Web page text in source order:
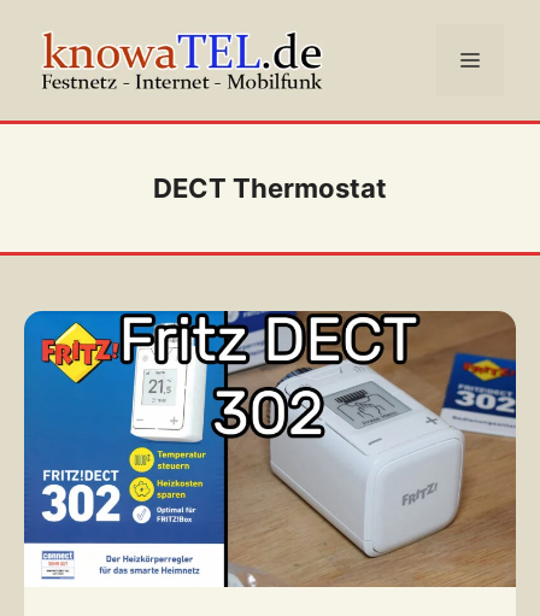
Inhalt
springen
Menü
DECT Thermostat